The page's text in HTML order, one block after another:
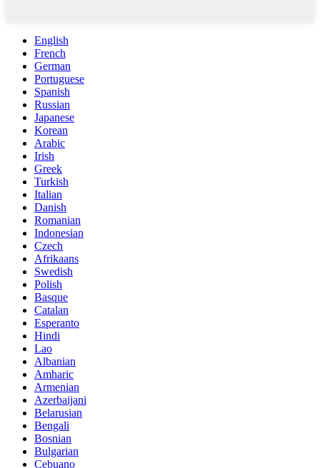
English
French
German
Portuguese
Spanish
Russian
Japanese
Korean
Arabic
Irish
Greek
Turkish
Italian
Danish
Romanian
Indonesian
Czech
Afrikaans
Swedish
Polish
Basque
Catalan
Esperanto
Hindi
Lao
Albanian
Amharic
Armenian
Azerbaijani
Belarusian
Bengali
Bosnian
Bulgarian
Cebuano